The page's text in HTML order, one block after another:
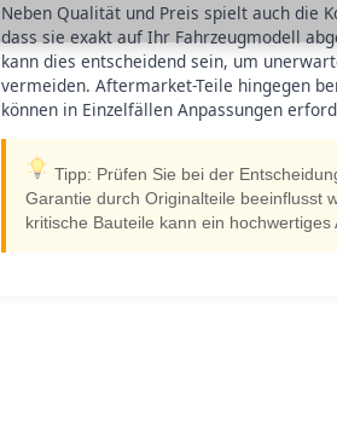
Neben Qualität und Preis spielt auch die
dass sie exakt auf Ihr Fahrzeugmodell
kann dies entscheidend sein, um
vermeiden. Aftermarket-Teile hingegen
können in Einzelfällen Anpassungen
Tipp: Prüfen Sie bei der
Garantie durch Originalteile beeinflusst
kritische Bauteile kann ein